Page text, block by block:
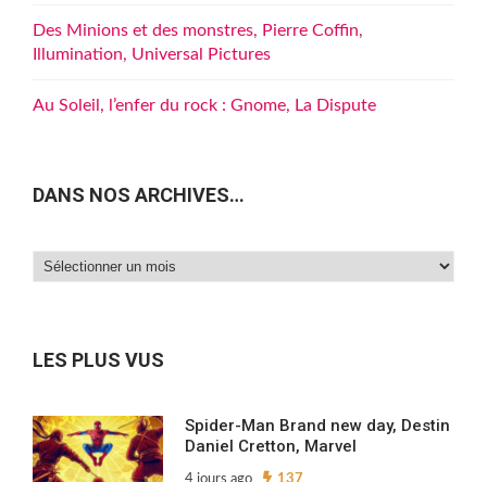
Des Minions et des monstres, Pierre Coffin,
Illumination, Universal Pictures
Au Soleil, l’enfer du rock : Gnome, La Dispute
DANS NOS ARCHIVES…
Dans
LES PLUS VUS
Spider-Man Brand new day, Destin
Daniel Cretton, Marvel